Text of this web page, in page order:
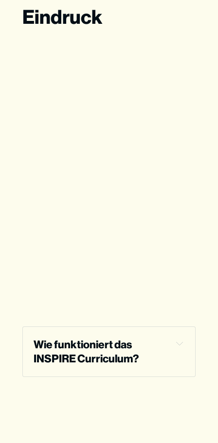
Eindruck
Wie funktioniert das
INSPIRE Curriculum?